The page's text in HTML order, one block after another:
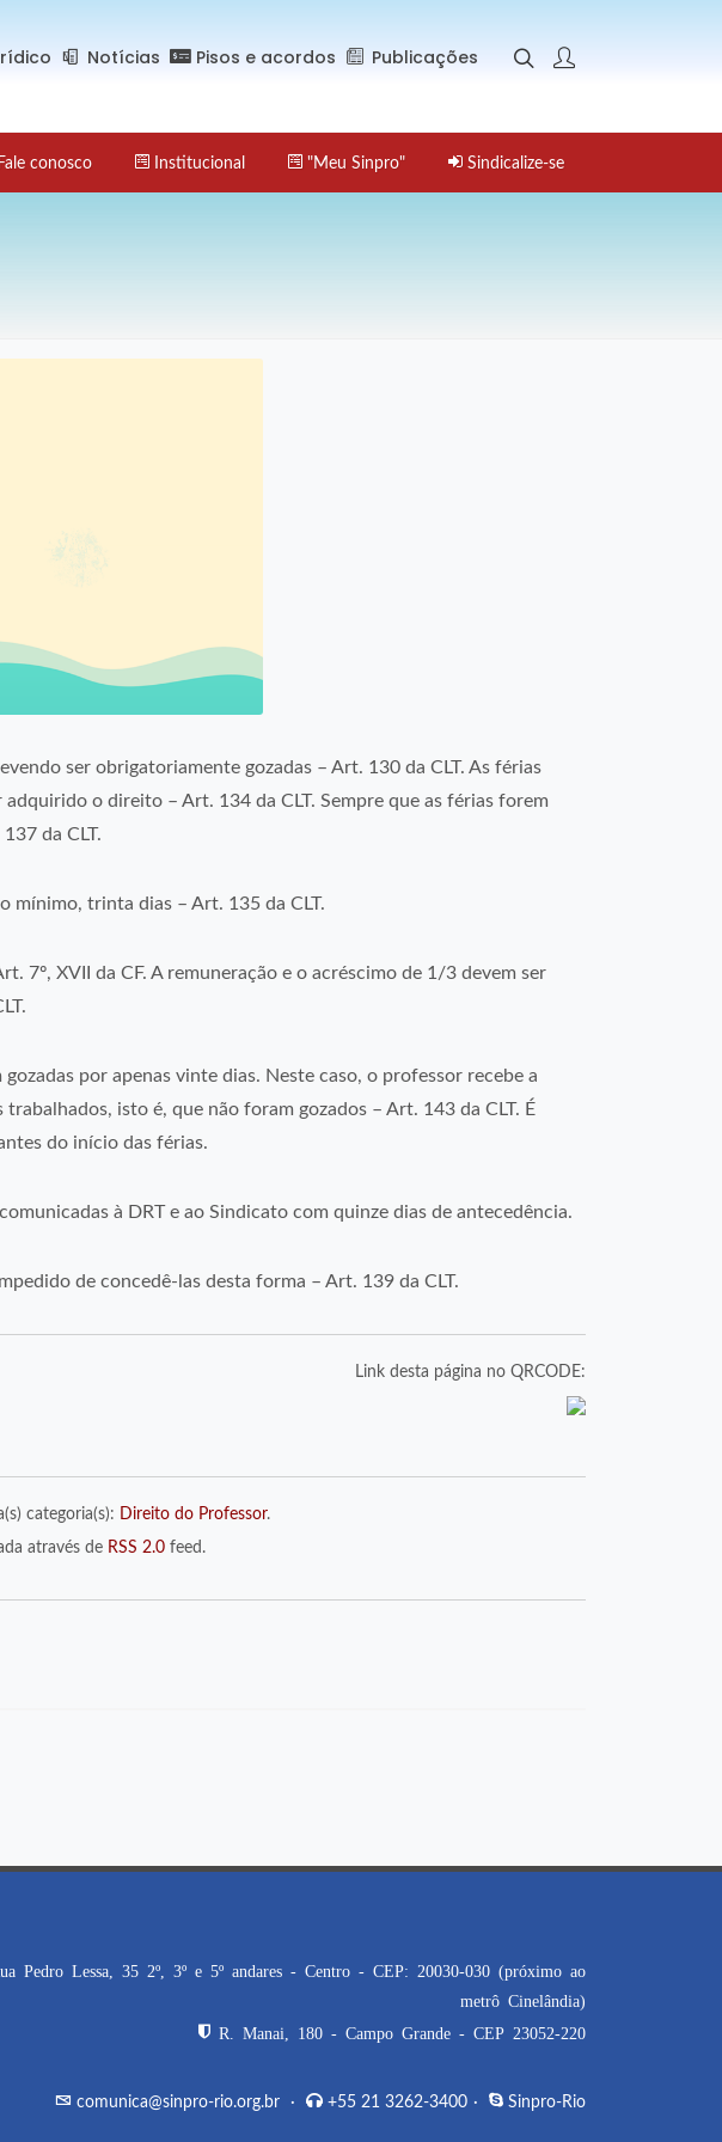
Notícias Pisos e acordos Publicações
Fale conosco Institucional "Meu Sinpro" Sindicalize-se
ser obrigatoriamente gozadas – Art. 130 da CLT. As férias
o direito – Art. 134 da CLT. Sempre que as férias forem
da CLT.
mínimo, trinta dias – Art. 135 da CLT.
7º, XVII da CF. A remuneração e o acréscimo de 1/3 devem ser
por apenas vinte dias. Neste caso, o professor recebe a
isto é, que não foram gozados – Art. 143 da CLT. É
do início das férias.
à DRT e ao Sindicato com quinze dias de antecedência.
de concedê-las desta forma – Art. 139 da CLT.
Link desta página no QRCODE:
categoria(s): Direito do Professor.
através de RSS 2.0feed.
Pedro Lessa, 35 2º, 3º e 5º andares - Centro - CEP: 20030-030 (próximo ao
metrô Cinelândia)
R. Manai, 180 - Campo Grande - CEP 23052-220
comunica@sinpro-rio.org.br · +55 21 3262-3400 · Sinpro-Rio